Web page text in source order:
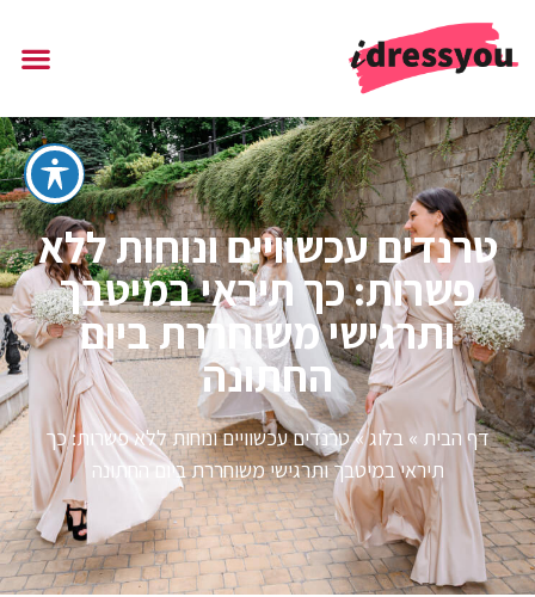
טרנדים עכשוויים ונוחות ללא
פשרות: כך תיראי במיטבך
ותרגישי משוחררת ביום
החתונה
דף הבית » בלוג»טרנדים עכשוויים ונוחות ללא פשרות: כך
תיראי במיטבך ותרגישי משוחררת ביום החתונה